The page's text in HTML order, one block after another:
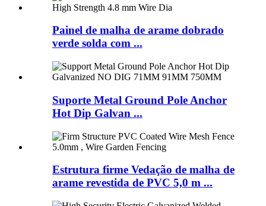
Painel de malha de arame dobrado
verde solda com ...
Suporte Metal Ground Pole Anchor
Hot Dip Galvan ...
Estrutura firme Vedação de malha de
arame revestida de PVC 5,0 m ...